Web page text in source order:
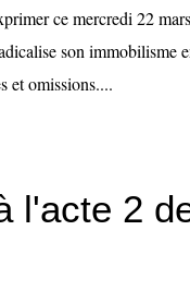
ce mercredi 22
son immobilisme
et omissions....
l'acte 2